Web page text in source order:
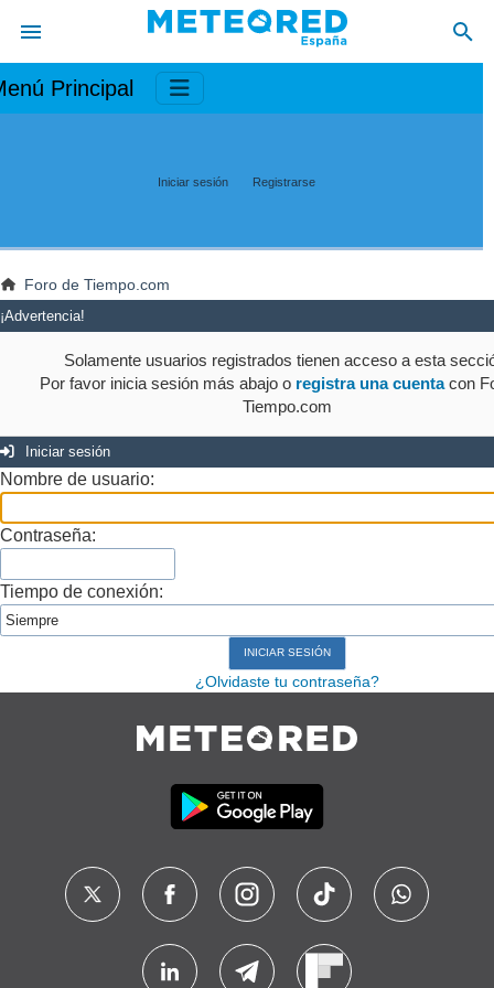
Principal
Iniciar sesión Registrarse
Foro de Tiempo.com
¡Advertencia!
Solamente usuarios registrados tienen acceso a esta
Por favor inicia sesión más abajo o registra una cuentacon
Tiempo.com
Iniciar sesión
Nombre de usuario:
Contraseña:
Tiempo de conexión:
¿Olvidaste tu contraseña?